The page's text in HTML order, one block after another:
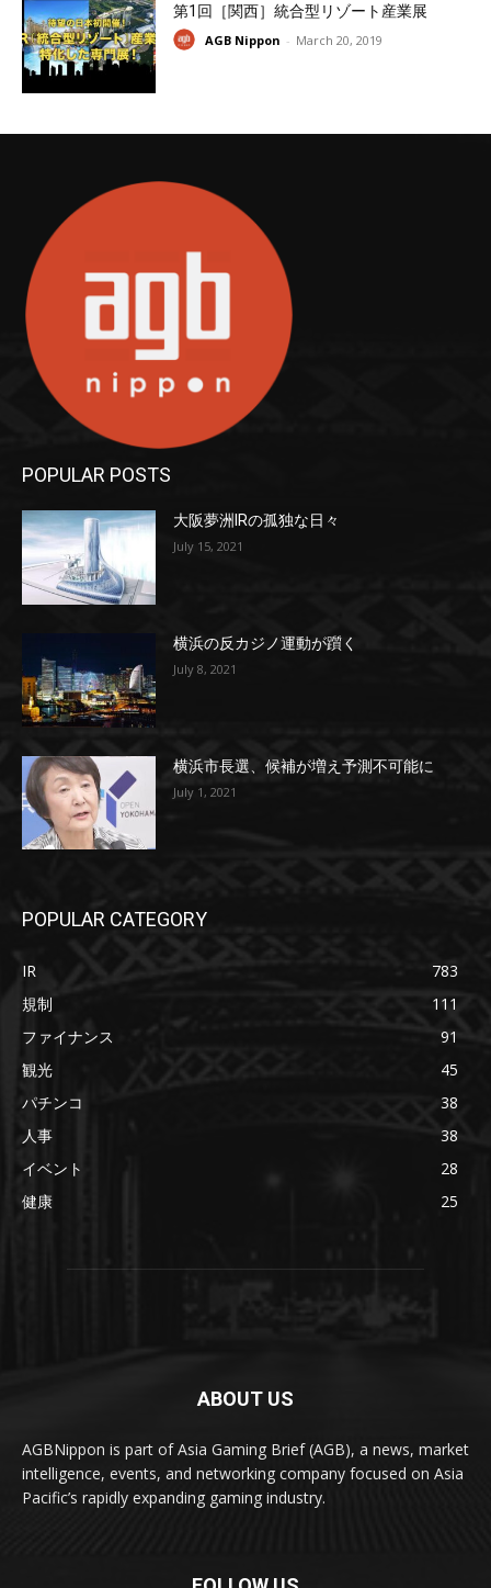
第1回［関西］統合型リゾート産業展
AGB Nippon - March 20, 2019
POPULAR POSTS
大阪夢洲IRの孤独な日々
July 15, 2021
横浜の反カジノ運動が躓く
July 8, 2021
横浜市長選、候補が増え予測不可能に
July 1, 2021
POPULAR CATEGORY
IR
783
規制
111
ファイナンス
91
観光
45
パチンコ
38
人事
38
イベント
28
健康
25
ABOUT US
AGBNippon is part of Asia Gaming Brief (AGB), a news, market
intelligence, events, and networking company focused on Asia
Pacific’s rapidly expanding gaming industry.